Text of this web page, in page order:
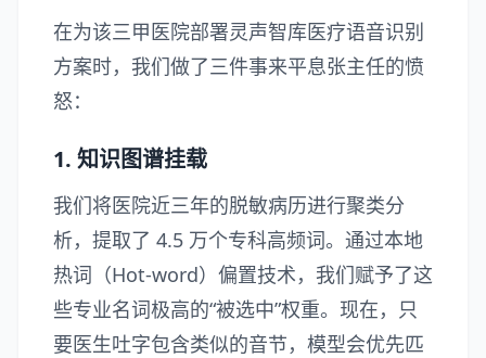
在为该三甲医院部署灵声智库医疗语音识别
方案时，我们做了三件事来平息张主任的愤
怒：
1. 知识图谱挂载
我们将医院近三年的脱敏病历进行聚类分
析，提取了 4.5 万个专科高频词。通过本地
热词（Hot-word）偏置技术，我们赋予了这
些专业名词极高的“被选中”权重。现在，只
要医生吐字包含类似的音节，模型会优先匹